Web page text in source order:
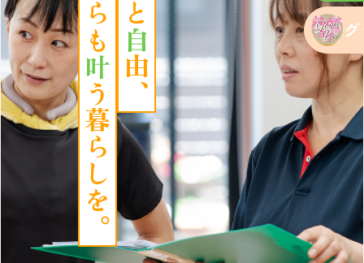
自
由、
叶
う暮らしを。